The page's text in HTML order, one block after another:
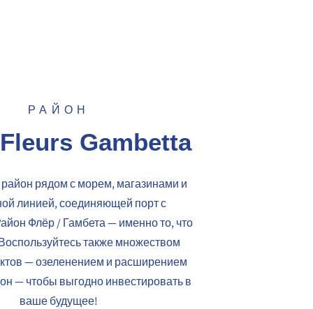
РАЙОН
Gambetta
рядом с морем, магазинами и
линией, соединяющей порт с
Флёр / Гамбета — именно то, что
также множеством
— озеленением и расширением
— чтобы выгодно инвестировать в
ваше будущее!